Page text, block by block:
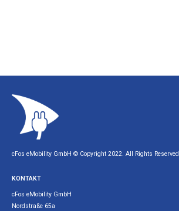
cFos eMobility GmbH © Copyright 2022. All Rights Reserved.
KONTAKT
cFos eMobility GmbH
Nordstraße 65a